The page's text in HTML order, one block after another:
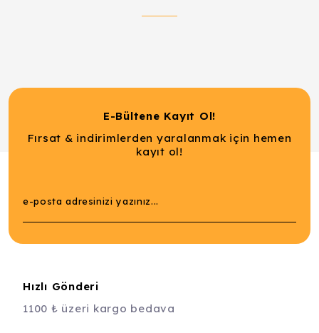
E-Bültene Kayıt Ol!
Fırsat & indirimlerden yaralanmak için hemen
kayıt ol!
Hızlı Gönderi
1100 ₺ üzeri kargo bedava